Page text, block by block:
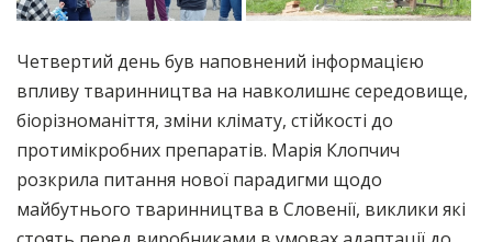
Четвертий день був наповнений інформацією
впливу тваринництва на навколишнє середовище,
біорізноманіття, зміни клімату, стійкості до
протимікробних препаратів. Марія Клопчич
розкрила питання нової парадигми щодо
майбутнього тваринництва в Словенії, виклики які